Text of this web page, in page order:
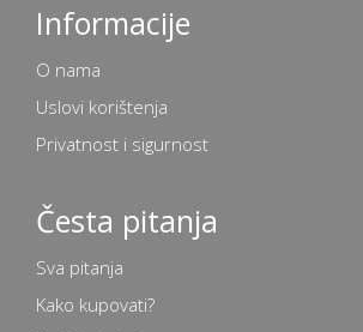
Informacije
O nama
Uslovi korištenja
Privatnost i sigurnost
Česta pitanja
Sva pitanja
Kako kupovati?